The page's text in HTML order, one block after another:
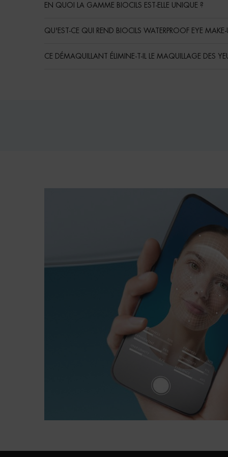
EN QUOI LA GAMME BIOCILS EST-ELLE UNIQUE ?
QU'EST-CE QUI REND BIOCILS WATERPROOF EYE MAKE-
CE DÉMAQUILLANT ÉLIMINE-T-IL LE MAQUILLAGE DES